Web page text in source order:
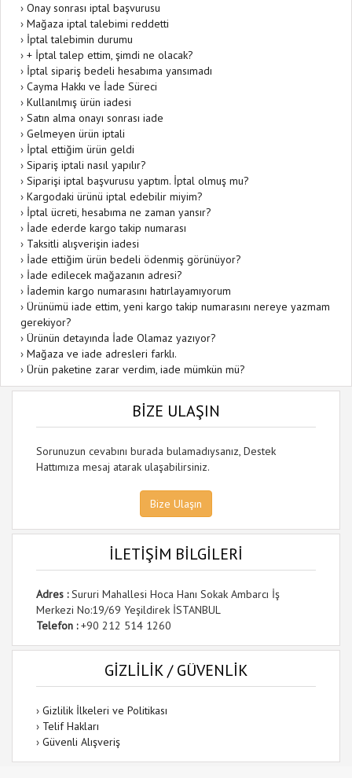
› Onay sonrası iptal başvurusu
› Mağaza iptal talebimi reddetti
› İptal talebimin durumu
› + İptal talep ettim, şimdi ne olacak?
› İptal sipariş bedeli hesabıma yansımadı
› Cayma Hakkı ve İade Süreci
› Kullanılmış ürün iadesi
› Satın alma onayı sonrası iade
› Gelmeyen ürün iptali
› İptal ettiğim ürün geldi
› Sipariş iptali nasıl yapılır?
› Siparişi iptal başvurusu yaptım. İptal olmuş mu?
› Kargodaki ürünü iptal edebilir miyim?
› İptal ücreti, hesabıma ne zaman yansır?
› İade ederde kargo takip numarası
› Taksitli alışverişin iadesi
› İade ettiğim ürün bedeli ödenmiş görünüyor?
› İade edilecek mağazanın adresi?
› İademin kargo numarasını hatırlayamıyorum
› Ürünümü iade ettim, yeni kargo takip numarasını nereye yazmam
gerekiyor?
› Ürünün detayında İade Olamaz yazıyor?
› Mağaza ve iade adresleri farklı.
› Ürün paketine zarar verdim, iade mümkün mü?
BİZE ULAŞIN
Sorunuzun cevabını burada bulamadıysanız, Destek
Hattımıza mesaj atarak ulaşabilirsiniz.
Bize Ulaşın
İLETİŞİM BİLGİLERİ
Adres :Sururi Mahallesi Hoca Hanı Sokak Ambarcı İş
Merkezi No:19/69 Yeşildirek İSTANBUL
Telefon :+90 212 514 1260
GİZLİLİK / GÜVENLİK
› Gizlilik İlkeleri ve Politikası
› Telif Hakları
› Güvenli Alışveriş